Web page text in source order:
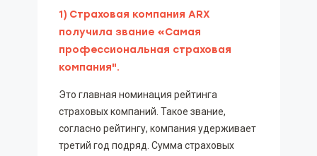
1) Страховая компания ARX
получила звание «Самая
профессиональная страховая
компания".
Это главная номинация рейтинга
страховых компаний. Такое звание,
согласно рейтингу, компания удерживает
третий год подряд. Сумма страховых